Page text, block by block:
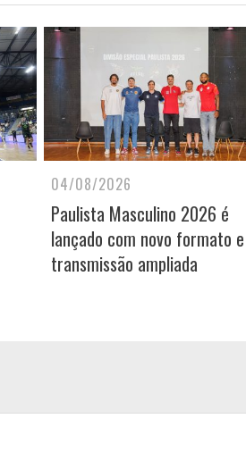
04/08/2026
Paulista Masculino 2026 é
lançado com novo formato e
transmissão ampliada